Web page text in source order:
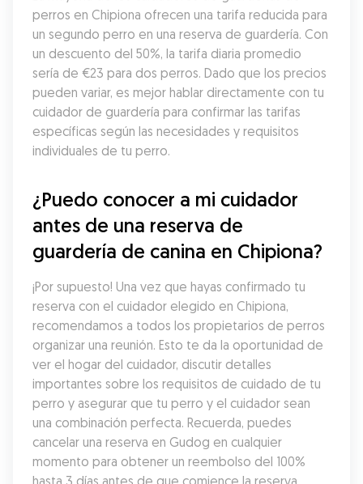
perros en Chipiona ofrecen una tarifa reducida para
un segundo perro en una reserva de guardería. Con
un descuento del 50%, la tarifa diaria promedio
sería de €23 para dos perros. Dado que los precios
pueden variar, es mejor hablar directamente con tu
cuidador de guardería para confirmar las tarifas
específicas según las necesidades y requisitos
individuales de tu perro.
¿Puedo conocer a mi cuidador
antes de una reserva de
guardería de canina en Chipiona?
¡Por supuesto! Una vez que hayas confirmado tu
reserva con el cuidador elegido en Chipiona,
recomendamos a todos los propietarios de perros
organizar una reunión. Esto te da la oportunidad de
ver el hogar del cuidador, discutir detalles
importantes sobre los requisitos de cuidado de tu
perro y asegurar que tu perro y el cuidador sean
una combinación perfecta. Recuerda, puedes
cancelar una reserva en Gudog en cualquier
momento para obtener un reembolso del 100%
hasta 3 días antes de que comience la reserva.